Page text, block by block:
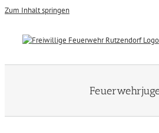
Zum Inhalt springen